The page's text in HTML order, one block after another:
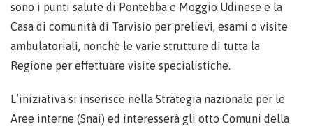
sono i punti salute di Pontebba e Moggio Udinese e la
Casa di comunità di Tarvisio per prelievi, esami o visite
ambulatoriali, nonchè le varie strutture di tutta la
Regione per effettuare visite specialistiche.
L’iniziativa si inserisce nella Strategia nazionale per le
Aree interne (Snai) ed interesserà gli otto Comuni della